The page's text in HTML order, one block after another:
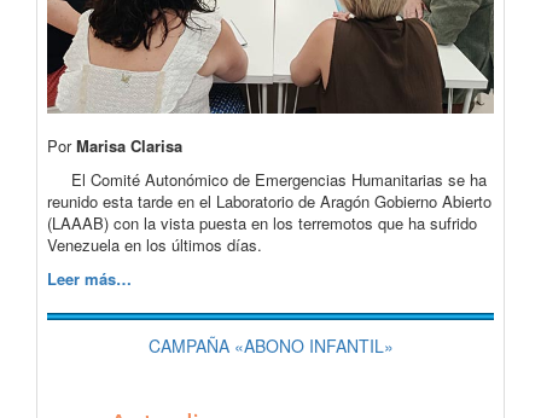
PorMarisa Clarisa
El Comité Autonómico de Emergencias Humanitarias se ha
reunido esta tarde en el Laboratorio de Aragón Gobierno Abierto
(LAAAB) con la vista puesta en los terremotos que ha sufrido
Venezuela en los últimos días.
Leer más…
CAMPAÑA «ABONO INFANTIL»